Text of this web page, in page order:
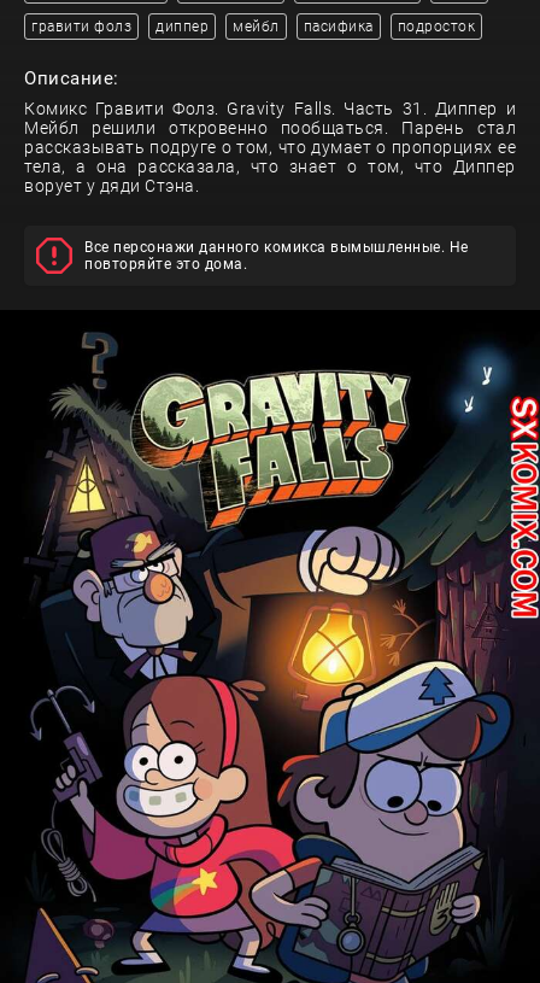
гравити фолз диппер мейбл пасифика подросток
Описание:
Комикс Гравити Фолз. Gravity Falls. Часть 31. Диппер и
Мейбл решили откровенно пообщаться. Парень стал
рассказывать подруге о том, что думает о пропорциях ее
тела, а она рассказала, что знает о том, что Диппер
ворует у дяди Стэна.
Все персонажи данного комикса вымышленные. Не
повторяйте это дома.